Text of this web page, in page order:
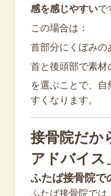
感を感じやすいで
この場合は：
首部分にくぼみの
首と後頭部で素材
を選ぶことで、
すくなります。
接骨院だか
アドバイス
ふたば接骨院で
ふたば接骨院では